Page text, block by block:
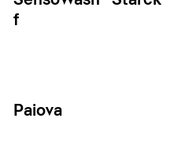
f
Paiova